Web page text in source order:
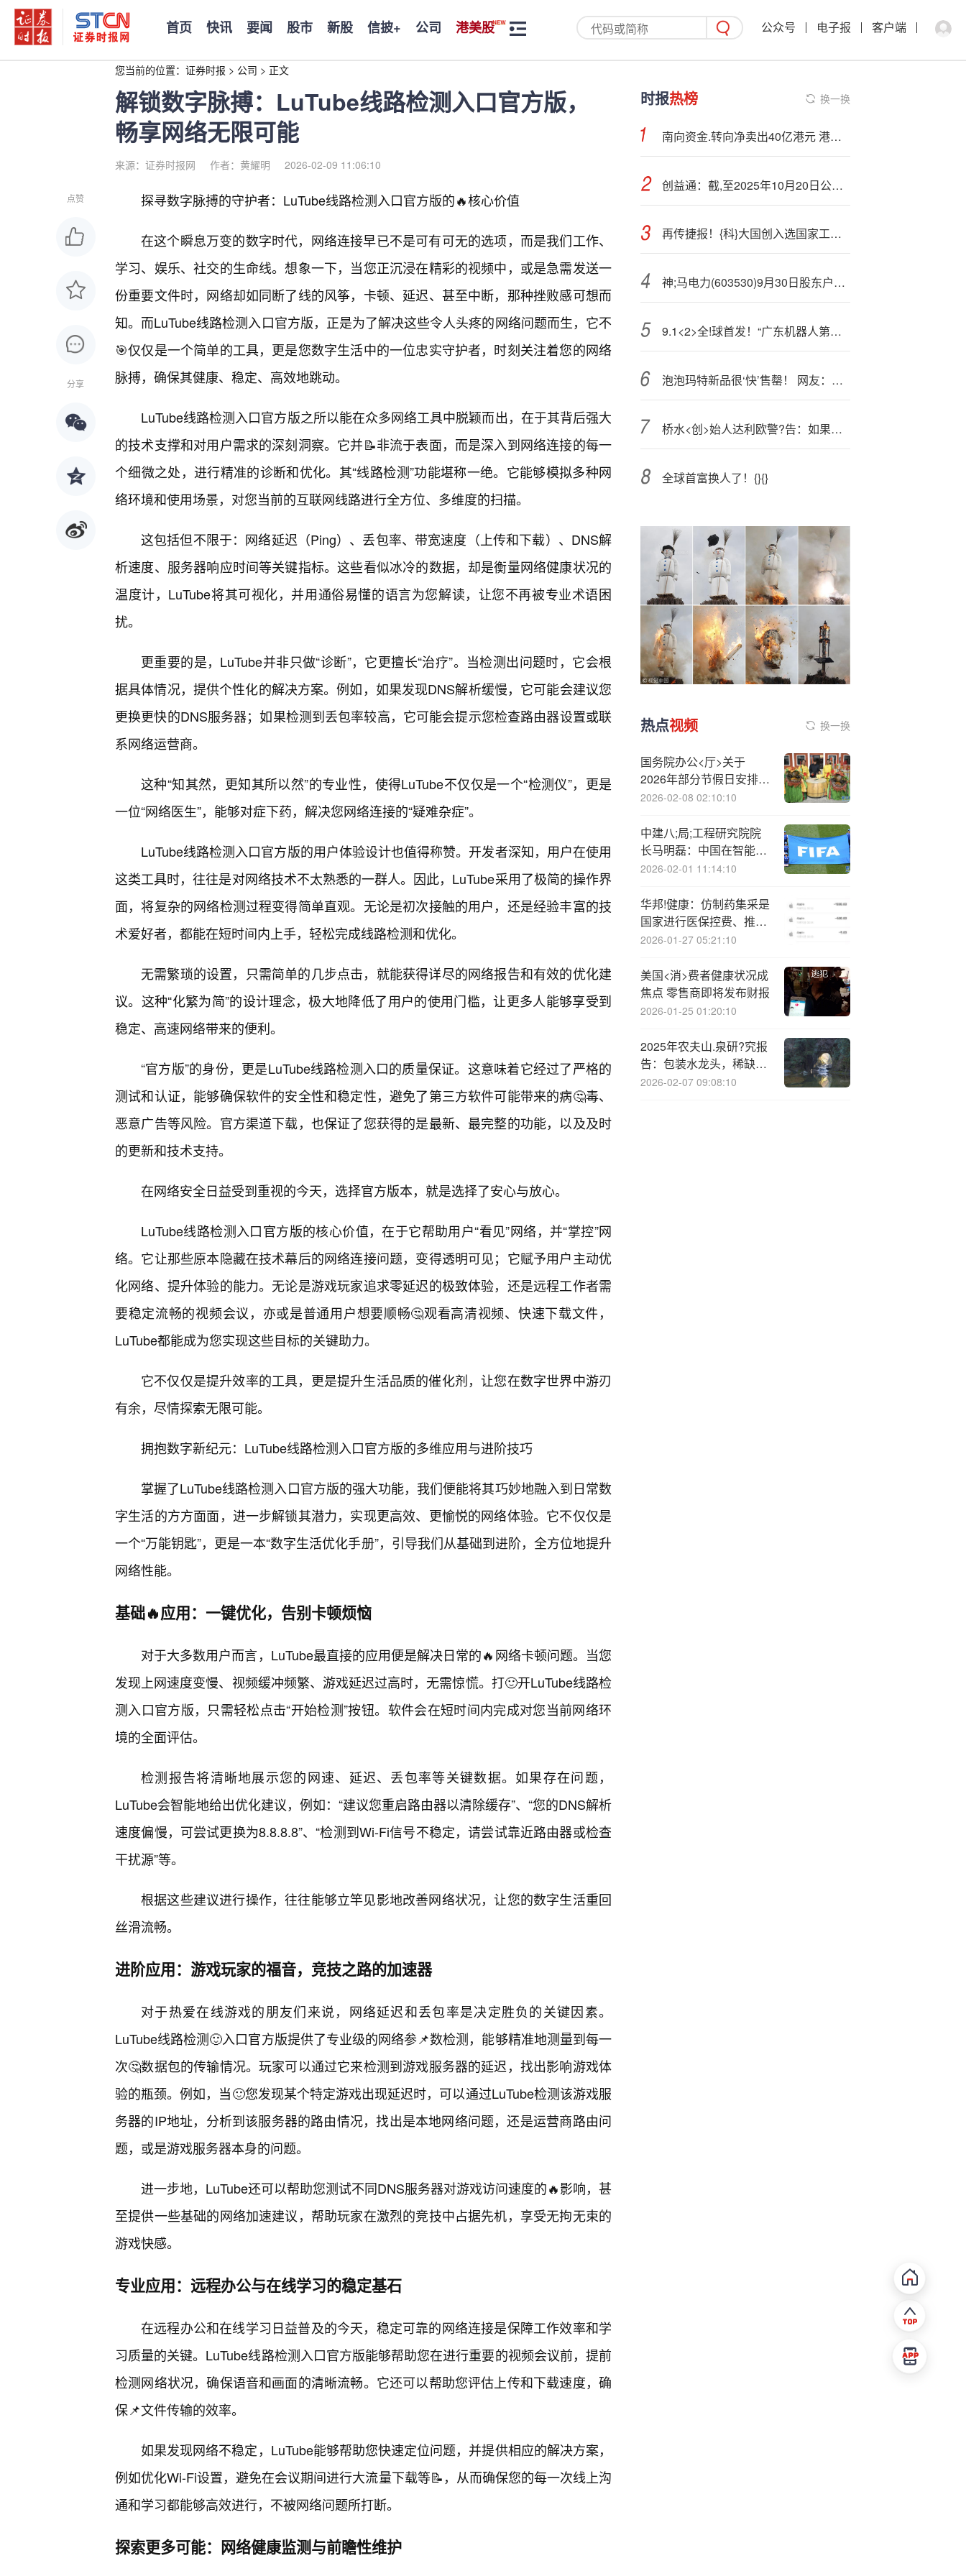
首页 快讯 要闻 股市 新股 信披+ 公司 港美股 公众号 电子报 客户端
您当前的位置： 证券时报 > 公司 > 正文
解锁数字脉搏：LuTube线路检测入口官方版，
畅享网络无限可能
来源：证券时报网 作者：黄耀明 2026-02-09 11:06:10
点赞
分享
探寻数字脉搏的守护者：LuTube线路检测入口官方版的🔥核心价值
在这个瞬息万变的数字时代，网络连接早已不是可有可无的选项，而是我们工作、
学习、娱乐、社交的生命线。想象一下，当您正沉浸在精彩的视频中，或是急需发送一
份重要文件时，网络却如同断了线的风筝，卡顿、延迟、甚至中断，那种挫败感可想而
知。而LuTube线路检测入口官方版，正是为了解决这些令人头疼的网络问题而生，它不
🎯仅仅是一个简单的工具，更是您数字生活中的一位忠实守护者，时刻关注着您的网络
脉搏，确保其健康、稳定、高效地跳动。
LuTube线路检测入口官方版之所以能在众多网络工具中脱颖而出，在于其背后强大
的技术支撑和对用户需求的深刻洞察。它并📝非流于表面，而是深入到网络连接的每一
个细微之处，进行精准的诊断和优化。其“线路检测”功能堪称一绝。它能够模拟多种网
络环境和使用场景，对您当前的互联网线路进行全方位、多维度的扫描。
这包括但不限于：网络延迟（Ping）、丢包率、带宽速度（上传和下载）、DNS解
析速度、服务器响应时间等关键指标。这些看似冰冷的数据，却是衡量网络健康状况的
温度计，LuTube将其可视化，并用通俗易懂的语言为您解读，让您不再被专业术语困
扰。
更重要的是，LuTube并非只做“诊断”，它更擅长“治疗”。当检测出问题时，它会根
据具体情况，提供个性化的解决方案。例如，如果发现DNS解析缓慢，它可能会建议您
更换更快的DNS服务器；如果检测到丢包率较高，它可能会提示您检查路由器设置或联
系网络运营商。
这种“知其然，更知其所以然”的专业性，使得LuTube不仅仅是一个“检测仪”，更是
一位“网络医生”，能够对症下药，解决您网络连接的“疑难杂症”。
LuTube线路检测入口官方版的用户体验设计也值得称赞。开发者深知，用户在使用
这类工具时，往往是对网络技术不太熟悉的一群人。因此，LuTube采用了极简的操作界
面，将复杂的网络检测过程变得简单直观。无论是初次接触的用户，还是经验丰富的技
术爱好者，都能在短时间内上手，轻松完成线路检测和优化。
无需繁琐的设置，只需简单的几步点击，就能获得详尽的网络报告和有效的优化建
议。这种“化繁为简”的设计理念，极大地降低了用户的使用门槛，让更多人能够享受到
稳定、高速网络带来的便利。
“官方版”的身份，更是LuTube线路检测入口的质量保证。这意味着它经过了严格的
测试和认证，能够确保软件的安全性和稳定性，避免了第三方软件可能带来的病🤔毒、
恶意广告等风险。官方渠道下载，也保证了您获得的是最新、最完整的功能，以及及时
的更新和技术支持。
在网络安全日益受到重视的今天，选择官方版本，就是选择了安心与放心。
LuTube线路检测入口官方版的核心价值，在于它帮助用户“看见”网络，并“掌控”网
络。它让那些原本隐藏在技术幕后的网络连接问题，变得透明可见；它赋予用户主动优
化网络、提升体验的能力。无论是游戏玩家追求零延迟的极致体验，还是远程工作者需
要稳定流畅的视频会议，亦或是普通用户想要顺畅🤔观看高清视频、快速下载文件，
LuTube都能成为您实现这些目标的关键助力。
它不仅仅是提升效率的工具，更是提升生活品质的催化剂，让您在数字世界中游刃
有余，尽情探索无限可能。
拥抱数字新纪元：LuTube线路检测入口官方版的多维应用与进阶技巧
掌握了LuTube线路检测入口官方版的强大功能，我们便能将其巧妙地融入到日常数
字生活的方方面面，进一步解锁其潜力，实现更高效、更愉悦的网络体验。它不仅仅是
一个“万能钥匙”，更是一本“数字生活优化手册”，引导我们从基础到进阶，全方位地提升
网络性能。
基础🔥应用：一键优化，告别卡顿烦恼
对于大多数用户而言，LuTube最直接的应用便是解决日常的🔥网络卡顿问题。当您
发现上网速度变慢、视频缓冲频繁、游戏延迟过高时，无需惊慌。打🙂开LuTube线路检
测入口官方版，只需轻松点击“开始检测”按钮。软件会在短时间内完成对您当前网络环
境的全面评估。
检测报告将清晰地展示您的网速、延迟、丢包率等关键数据。如果存在问题，
LuTube会智能地给出优化建议，例如：“建议您重启路由器以清除缓存”、“您的DNS解析
速度偏慢，可尝试更换为8.8.8.8”、“检测到Wi-Fi信号不稳定，请尝试靠近路由器或检查
干扰源”等。
根据这些建议进行操作，往往能够立竿见影地改善网络状况，让您的数字生活重回
丝滑流畅。
进阶应用：游戏玩家的福音，竞技之路的加速器
对于热爱在线游戏的朋友们来说，网络延迟和丢包率是决定胜负的关键因素。
LuTube线路检测🙂入口官方版提供了专业级的网络参📌数检测，能够精准地测量到每一
次🤔数据包的传输情况。玩家可以通过它来检测到游戏服务器的延迟，找出影响游戏体
验的瓶颈。例如，当🙂您发现某个特定游戏出现延迟时，可以通过LuTube检测该游戏服
务器的IP地址，分析到该服务器的路由情况，找出是本地网络问题，还是运营商路由问
题，或是游戏服务器本身的问题。
进一步地，LuTube还可以帮助您测试不同DNS服务器对游戏访问速度的🔥影响，甚
至提供一些基础的网络加速建议，帮助玩家在激烈的竞技中占据先机，享受无拘无束的
游戏快感。
专业应用：远程办公与在线学习的稳定基石
在远程办公和在线学习日益普及的今天，稳定可靠的网络连接是保障工作效率和学
习质量的关键。LuTube线路检测入口官方版能够帮助您在进行重要的视频会议前，提前
检测网络状况，确保语音和画面的清晰流畅。它还可以帮助您评估上传和下载速度，确
保📌文件传输的效率。
如果发现网络不稳定，LuTube能够帮助您快速定位问题，并提供相应的解决方案，
例如优化Wi-Fi设置，避免在会议期间进行大流量下载等📝，从而确保您的每一次线上沟
通和学习都能够高效进行，不被网络问题所打断。
探索更多可能：网络健康监测与前瞻性维护
时报热榜 换一换
南向资金.转向净卖出40亿港元 港股高位回调机构称未改长期趋势
创益通：截,至2025年10月20日公司股东总数为9064户
再传捷报！{科}大国创入选国家工信安全中心“人工智能发展与合作典型应用案例集”
神;马电力(603530)9月30日股东户数1.13万户，较上期减少19.93%
9.1<2>全!球首发！“广东机器人第一股”进军人形机器人，助力注塑行业柔性制造突围
泡泡玛特新品很‘快’售罄！ 网友：比黄金还离谱 专家：过度营销或透支信任
桥水<创>始人达利欧警?告：如果美联储降息，两种资产即将崩溃
全球首富换人了！{}{}
热点视频 换一换
国务院办公<厅>关于
2026年部分节假日安排的
通知
2026-02-08 02:10:10
中建八;局;工程研究院院
长马明磊：中国在智能、
数字领域发展速度非常
供大于求
2026-02-01 11:14:10
华邦!健康：仿制药集采是
国家进行医保控费、推动
药品质量提升的大趋势，
对有限
2026-01-27 05:21:10
美国<消>费者健康状况成
焦点 零售商即将发布财报
2026-01-25 01:20:10
2025年农夫山.泉研?究报
告：包装水龙头，稀缺的
饮料平台型企业（附下
2026-02-07 09:08:10